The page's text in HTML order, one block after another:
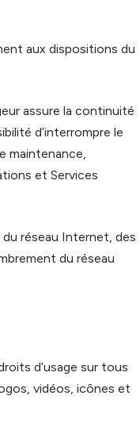
aux dispositions du
assure la continuité
d’interrompre le
maintenance,
et Services
réseau Internet, des
du réseau
d’usage sur tous
vidéos, icônes et